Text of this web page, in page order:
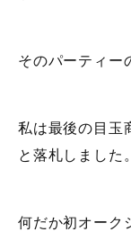
そのパーティー
私は最後の目玉
と落札しました。
何だか初オーク